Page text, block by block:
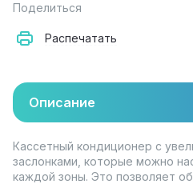
Поделиться
Распечатать
Описание
Кассетный кондиционер с
заслонками, которые можно
каждой зоны. Это позволяет